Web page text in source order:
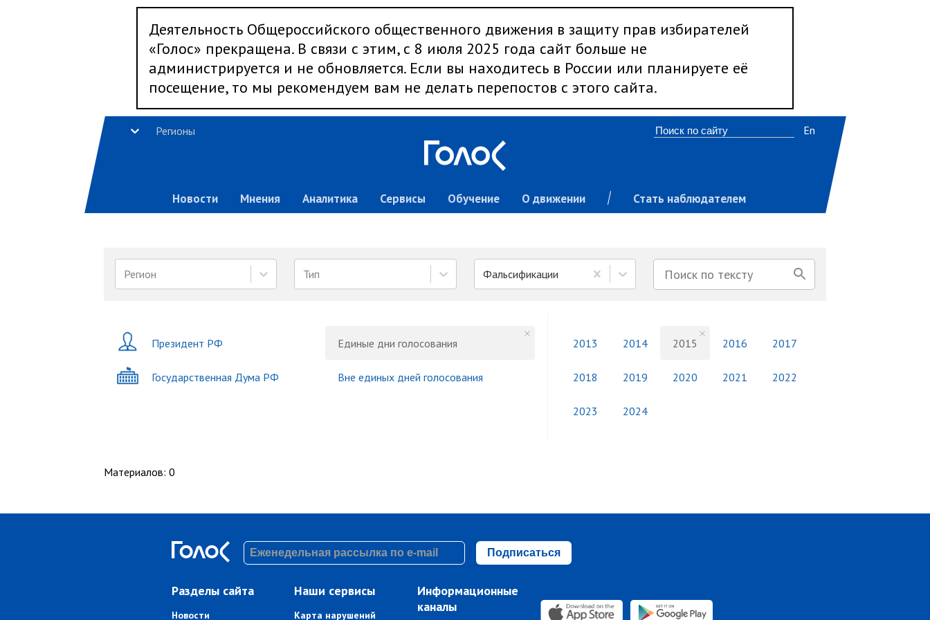
Деятельность Общероссийского общественного движения в защиту прав избирателей
«Голос» прекращена. В связи с этим, с 8 июля 2025 года сайт больше не
администрируется и не обновляется. Если вы находитесь в России или планируете её
посещение, то мы рекомендуем вам не делать перепостов с этого сайта.
Регионы
Новости Мнения Аналитика Сервисы Обучение О движении Стать наблюдателем
En
Регион Тип Фальсификации
Президент РФ
Государственная Дума РФ
Единые дни голосования
Вне единых дней голосования
2013 2014 2015 2016 2017
2018 2019 2020 2021 2022
2023 2024
Материалов: 0
Подписаться
Разделы сайта
Новости
Наши сервисы
Карта нарушений
Информационные
каналы